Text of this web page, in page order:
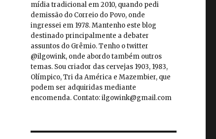
mídia tradicional em 2010, quando pedi
demissão do Correio do Povo, onde
ingressei em 1978. Mantenho este blog
destinado principalmente a debater
assuntos do Grêmio. Tenho o twitter
@ilgowink, onde abordo também outros
temas. Sou criador das cervejas 1903, 1983,
Olímpico, Tri da América e Mazembier, que
podem ser adquiridas mediante
encomenda. Contato: ilgowink@gmail.com